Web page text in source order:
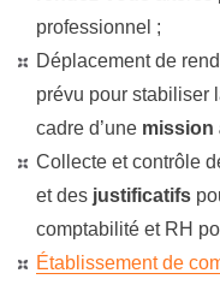
professionnel ;
Déplacement de
prévu pour stabiliser
cadre d’une mission
Collecte et contrôle
et des justificatifs
comptabilité et RH
Établissement de